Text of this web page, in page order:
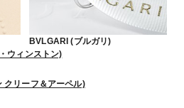
BVLGARI (ブルガリ)
ウィンストン)
リーフ＆アーペル)